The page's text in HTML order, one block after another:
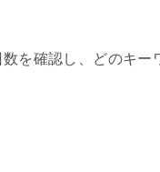
を確認し、どのキー